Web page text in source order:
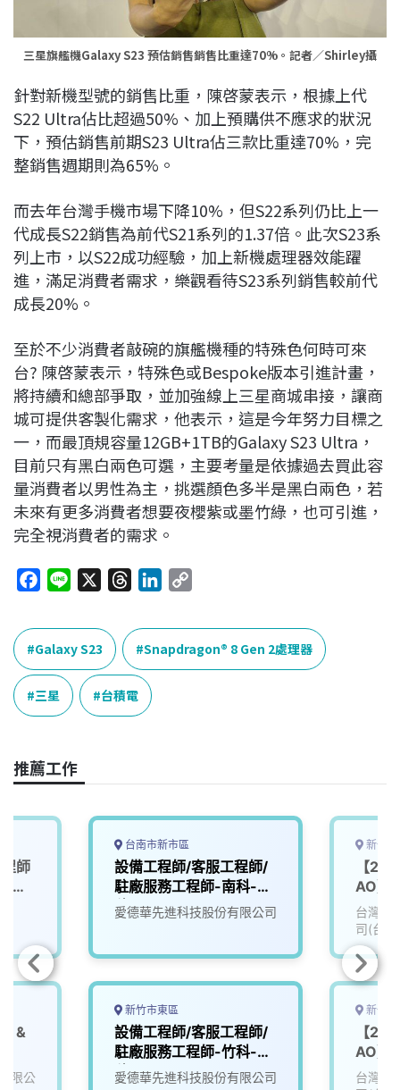
三星旗艦機Galaxy S23 預估銷售銷售比重達70%。記者／Shirley攝
針對新機型號的銷售比重，陳啓蒙表示，根據上代
S22 Ultra佔比超過50%、加上預購供不應求的狀況
下，預估銷售前期S23 Ultra佔三款比重達70%，完
整銷售週期則為65%。
而去年台灣手機市場下降10%，但S22系列仍比上一
代成長S22銷售為前代S21系列的1.37倍。此次S23系
列上市，以S22成功經驗，加上新機處理器效能躍
進，滿足消費者需求，樂觀看待S23系列銷售較前代
成長20%。
至於不少消費者敲碗的旗艦機種的特殊色何時可來
台? 陳啓蒙表示，特殊色或Bespoke版本引進計畫，
將持續和總部爭取，並加強線上三星商城串接，讓商
城可提供客製化需求，他表示，這是今年努力目標之
一，而最頂規容量12GB+1TB的Galaxy S23 Ultra，
目前只有黑白兩色可選，主要考量是依據過去買此容
量消費者以男性為主，挑選顏色多半是黑白兩色，若
未來有更多消費者想要夜櫻紫或墨竹綠，也可引進，
完全視消費者的需求。
c
e
b
o
o
n
e
r
e
a
d
s
n
k
e
p
y
L
Galaxy S23 Snapdragon® 8 Gen 2處理器
三星 台積電
推薦工作
師
台
&
限公
台南市新市區
設備工程師/客服工程師/
駐廠服務工程師-南科-台
積電tsmc
愛德華先進科技股份有限公司
新竹市東區
設備工程師/客服工程師/
駐廠服務工程師-竹科-台
積電tsmc
愛德華先進科技股份有限公司
新竹
【
AO】
(PE)
台灣積
司(台
新竹
【
AO】
台灣積